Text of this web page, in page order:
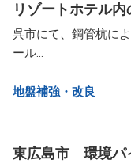
リゾートホテル
呉市にて、鋼管杭に
ール...
地盤補強・改良​
東広島市 環境パ